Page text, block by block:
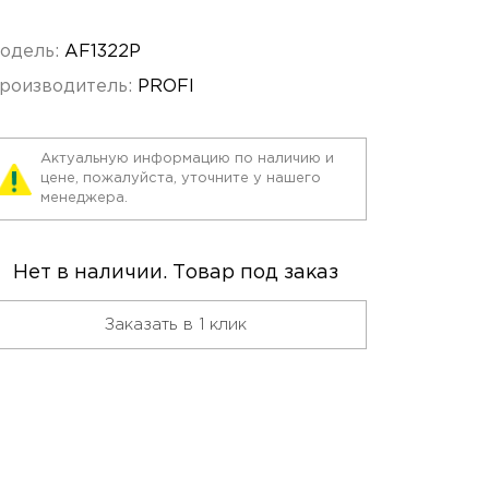
AF1322P
PROFI
Актуальную информацию по наличию и
цене, пожалуйста, уточните у нашего
менеджера.
Нет в наличии. Товар под заказ
Заказать в 1 клик